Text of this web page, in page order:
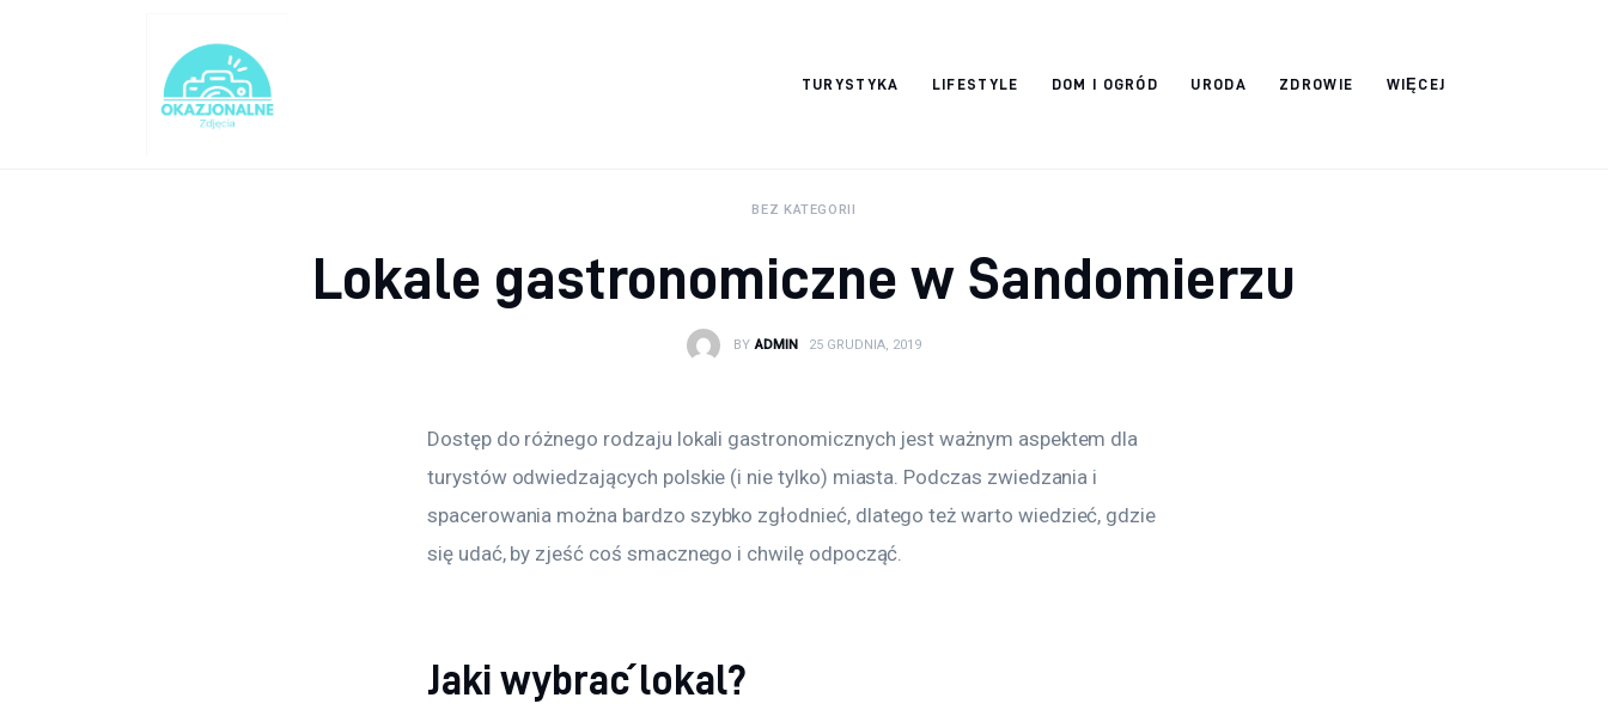
TURYSTYKA LIFESTYLE DOM I OGRÓD URODA ZDROWIE WIĘCEJ
okazjonalne-
BEZ KATEGORII
Lokale gastronomiczne w Sandomierzu
BY ADMIN 25 GRUDNIA, 2019
Dostęp do różnego rodzaju lokali gastronomicznych jest ważnym aspektem dla
turystów odwiedzających polskie (i nie tylko) miasta. Podczas zwiedzania i
spacerowania można bardzo szybko zgłodnieć, dlatego też warto wiedzieć, gdzie
się udać, by zjeść coś smacznego i chwilę odpocząć.
Jaki wybrać lokal?